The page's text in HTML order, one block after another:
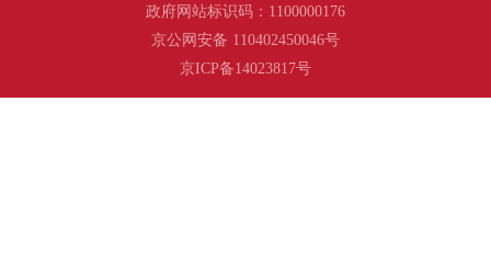
政府网站标识码：1100000176
京公网安备 110402450046号
京ICP备14023817号